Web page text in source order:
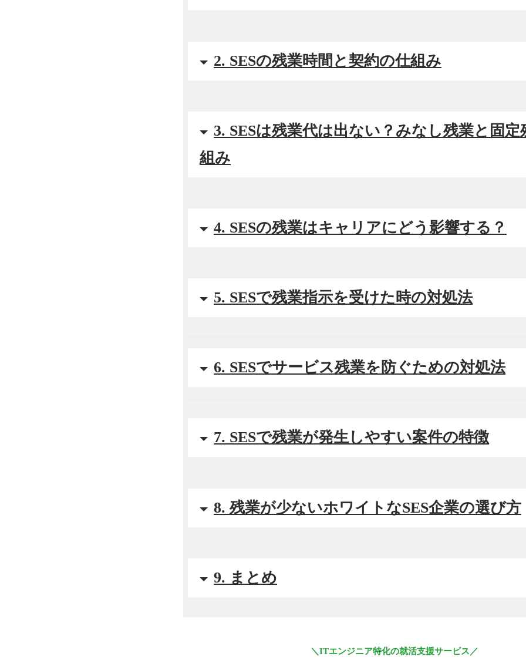
2. SESの残業時間と契約の仕組み
3. SESは残業代は出ない？みなし残業と固定
組み
4. SESの残業はキャリアにどう影響する？
5. SESで残業指示を受けた時の対処法
6. SESでサービス残業を防ぐための対処法
7. SESで残業が発生しやすい案件の特徴
8. 残業が少ないホワイトなSES企業の選び方
9. まとめ
＼ITエンジニア特化の就活支援サービス／